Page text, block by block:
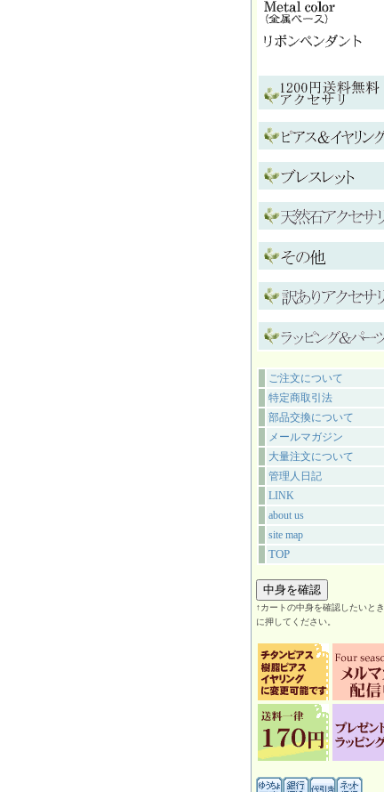
ご注文について
特定商取引法
部品交換について
メールマガジン
大量注文について
管理人日記
LINK
about us
site map
TOP
↑カートの中身を確認したいとき
に押してください。